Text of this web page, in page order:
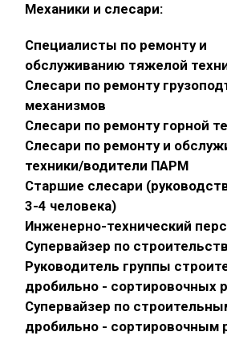
Механики и слесари:
Специалисты по ремонту и
обслуживанию тяжелой
Слесари по ремонту
механизмов
Слесари по ремонту горной
Слесари по ремонту и
техники/водители ПАРМ
Старшие слесари
3-4 человека)
Инженерно-технический
Супервайзер по
Руководитель группы
дробильно - сортировочных
Супервайзер по
дробильно - сортировочным